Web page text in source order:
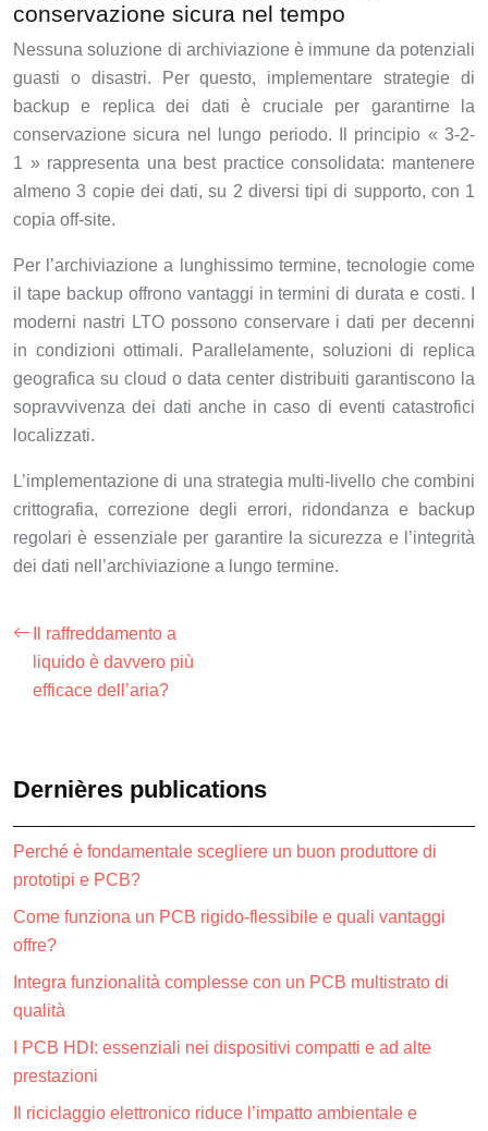
conservazione sicura nel tempo
Nessuna soluzione di archiviazione è immune da potenziali
guasti o disastri. Per questo, implementare strategie di
backup e replica dei dati è cruciale per garantirne la
conservazione sicura nel lungo periodo. Il principio « 3-2-
1 » rappresenta una best practice consolidata: mantenere
almeno 3 copie dei dati, su 2 diversi tipi di supporto, con 1
copia off-site.
Per l’archiviazione a lunghissimo termine, tecnologie come
il tape backup offrono vantaggi in termini di durata e costi. I
moderni nastri LTO possono conservare i dati per decenni
in condizioni ottimali. Parallelamente, soluzioni di replica
geografica su cloud o data center distribuiti garantiscono la
sopravvivenza dei dati anche in caso di eventi catastrofici
localizzati.
L’implementazione di una strategia multi-livello che combini
crittografia, correzione degli errori, ridondanza e backup
regolari è essenziale per garantire la sicurezza e l’integrità
dei dati nell’archiviazione a lungo termine.
Il raffreddamento a
liquido è davvero più
efficace dell’aria?
Dernières publications
Perché è fondamentale scegliere un buon produttore di
prototipi e PCB?
Come funziona un PCB rigido-flessibile e quali vantaggi
offre?
Integra funzionalità complesse con un PCB multistrato di
qualità
I PCB HDI: essenziali nei dispositivi compatti e ad alte
prestazioni
Il riciclaggio elettronico riduce l’impatto ambientale e